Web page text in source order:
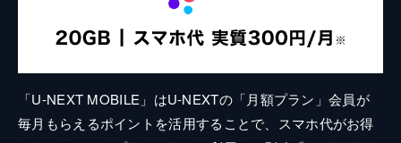
「U-NEXT MOBILE」はU-NEXTの「月額プラン」会員が
毎月もらえるポイントを活用することで、スマホ代がお得